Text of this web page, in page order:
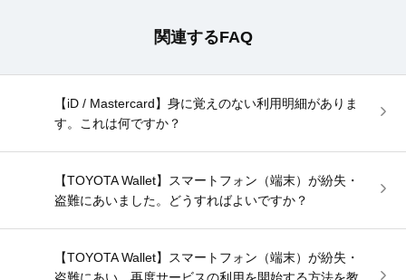
関連するFAQ
【iD / Mastercard】身に覚えのない利用明細がありま
す。これは何ですか？
【TOYOTA Wallet】スマートフォン（端末）が紛失・
盗難にあいました。どうすればよいですか？
【TOYOTA Wallet】スマートフォン（端末）が紛失・